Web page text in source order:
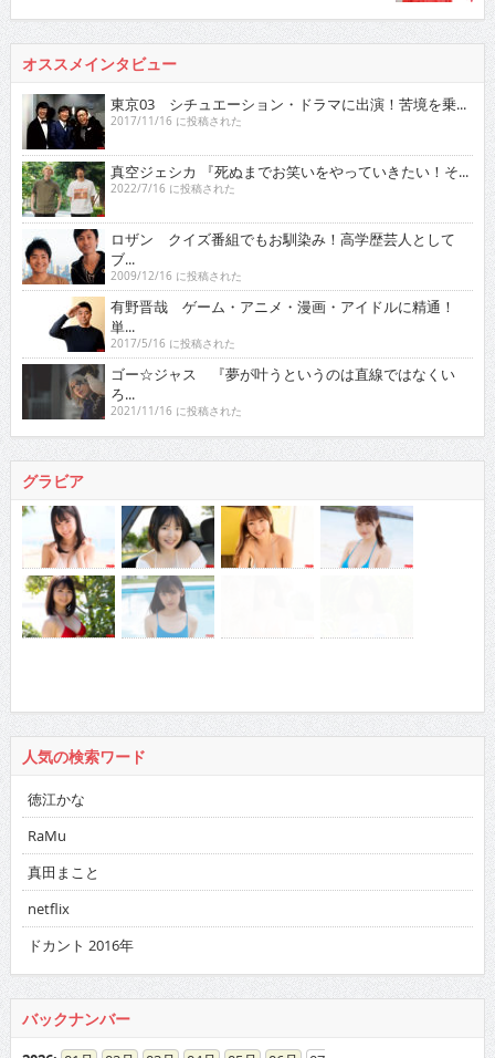
オススメインタビュー
東京03 シチュエーション・ドラマに出演！苦境を乗...
2017/11/16 に投稿された
真空ジェシカ 『死ぬまでお笑いをやっていきたい！そ...
2022/7/16 に投稿された
ロザン クイズ番組でもお馴染み！高学歴芸人として
ブ...
2009/12/16 に投稿された
有野晋哉 ゲーム・アニメ・漫画・アイドルに精通！
単...
2017/5/16 に投稿された
ゴー☆ジャス 『夢が叶うというのは直線ではなくい
ろ...
2021/11/16 に投稿された
グラビア
人気の検索ワード
徳江かな
RaMu
真田まこと
netflix
ドカント 2016年
バックナンバー